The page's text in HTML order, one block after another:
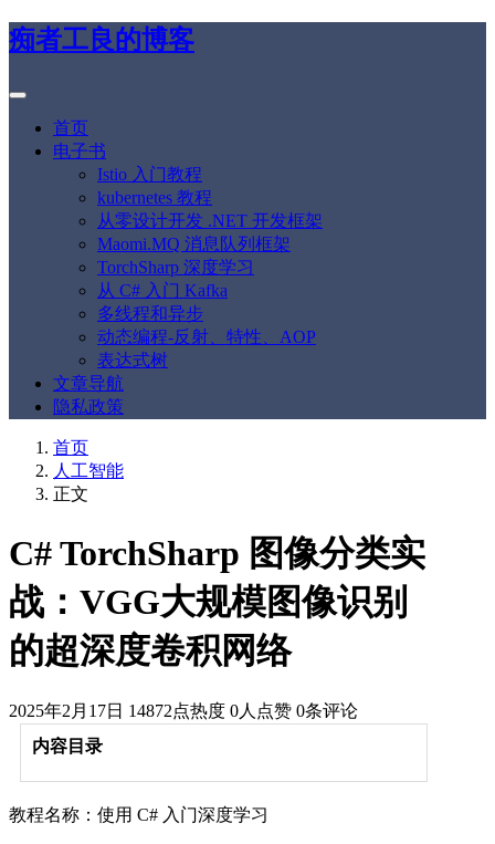
痴者工良的博客
首页
电子书
Istio 入门教程
kubernetes 教程
从零设计开发 .NET 开发框架
Maomi.MQ 消息队列框架
TorchSharp 深度学习
从 C# 入门 Kafka
多线程和异步
动态编程-反射、特性、AOP
表达式树
文章导航
隐私政策
首页
人工智能
正文
C# TorchSharp 图像分类实
战：VGG大规模图像识别
的超深度卷积网络
2025年2月17日 14872点热度 0人点赞 0条评论
内容目录
教程名称：使用 C# 入门深度学习